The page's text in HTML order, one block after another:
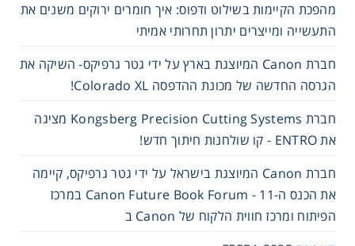
מהפכת הקיימות בשילוט ודפוס: איך חומרים ירוקים משנים את
התעשייה ומייצרים יתרון תחרותי אמיתי
חברת Canon המיוצגת בארץ על ידי גטר גרפיקס- השיקה את
הגרסה החדשה של מכונת ההדפסה Colorado XL!
חברת Kongsberg Precision Cutting Systems מציגה
את ENTRO - קו שולחנות חיתוך חדש!
חברת Canon המיוצגת בישראל על ידי גטר גרפיקס, קיימה
את הכנס ה-11 - Canon Future Book Forum במרכז
הפיתוח ומרכז חווית הלקוח של Canon ב